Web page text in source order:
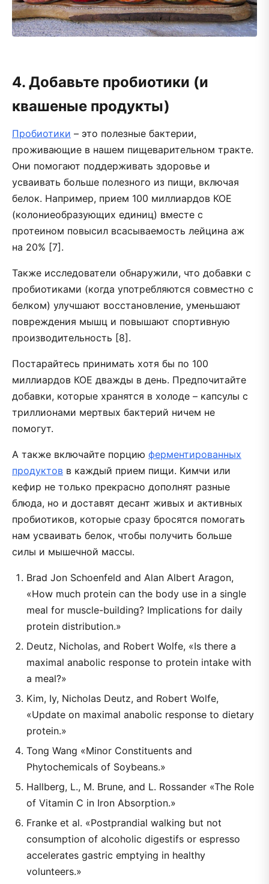
4. Добавьте пробиотики (и
квашеные продукты)
Пробиотики – это полезные бактерии,
проживающие в нашем пищеварительном тракте.
Они помогают поддерживать здоровье и
усваивать больше полезного из пищи, включая
белок. Например, прием 100 миллиардов КОЕ
(колониеобразующих единиц) вместе с
протеином повысил всасываемость лейцина аж
на 20% [7].
Также исследователи обнаружили, что добавки с
пробиотиками (когда употребляются совместно с
белком) улучшают восстановление, уменьшают
повреждения мышц и повышают спортивную
производительность [8].
Постарайтесь принимать хотя бы по 100
миллиардов КОЕ дважды в день. Предпочитайте
добавки, которые хранятся в холоде – капсулы с
триллионами мертвых бактерий ничем не
помогут.
А также включайте порцию ферментированных
продуктов в каждый прием пищи. Кимчи или
кефир не только прекрасно дополнят разные
блюда, но и доставят десант живых и активных
пробиотиков, которые сразу бросятся помогать
нам усваивать белок, чтобы получить больше
силы и мышечной массы.
Brad Jon Schoenfeld and Alan Albert Aragon,
«How much protein can the body use in a single
meal for muscle-building? Implications for daily
protein distribution.»
Deutz, Nicholas, and Robert Wolfe, «Is there a
maximal anabolic response to protein intake with
a meal?»
Kim, Iy, Nicholas Deutz, and Robert Wolfe,
«Update on maximal anabolic response to dietary
protein.»
Tong Wang «Minor Constituents and
Phytochemicals of Soybeans.»
Hallberg, L., M. Brune, and L. Rossander «The Role
of Vitamin C in Iron Absorption.»
Franke et al. «Postprandial walking but not
consumption of alcoholic digestifs or espresso
accelerates gastric emptying in healthy
volunteers.»